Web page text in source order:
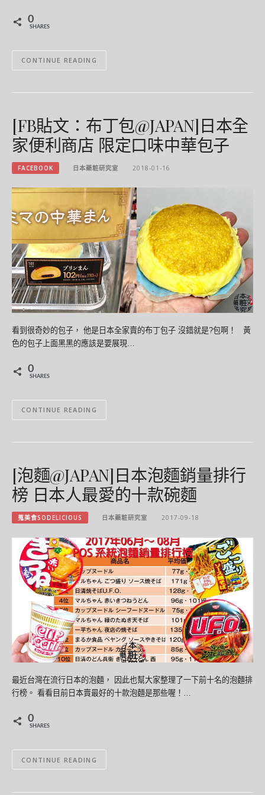
0
SHARES
CONTINUE READING
[FB貼文：布丁包@JAPAN]日本全
家便利商店 限定口味中華包子
FACEBOOK 日本藥粧研究室 2018-01-16
看到很奇妙的包子， 他是日本全家賣的布丁包子 沒錯就是?包啊！ 黃
色的包子上面黑黑的應該是要展現…
0
SHARES
CONTINUE READING
[泡麵@JAPAN]日本泡麵銷量排行
榜 日本人最愛的十款碗麵
蒐美食SODELICIOUS 日本藥粧研究室 2017-09-18
最近台灣在流行日本的泡麵， 因此也幫大家整理了一下前十名的泡麵排
行榜。 看看目前日本賣最好的十款泡麵是那些喔！…
0
SHARES
CONTINUE READING